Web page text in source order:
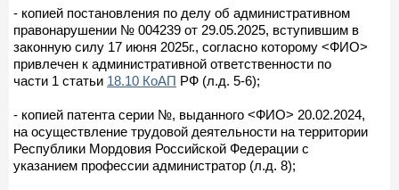
- копией постановления по делу об административном
правонарушении № 004239 от 29.05.2025, вступившим в
законную силу 17 июня 2025г., согласно которому <ФИО>
привлечен к административной ответственности по
части 1 статьи 18.10 КоАП РФ (л.д. 5-6);
- копией патента серии №, выданного <ФИО> 20.02.2024,
на осуществление трудовой деятельности на территории
Республики Мордовия Российской Федерации с
указанием профессии администратор (л.д. 8);